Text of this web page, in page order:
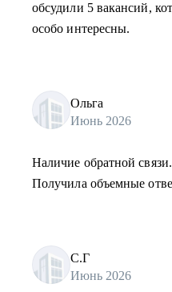
обсудили 5 вакансий,
особо интересны.
Ольга
Июнь 2026
Наличие обратной
Получила объемные
С.Г
Июнь 2026